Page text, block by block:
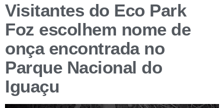
Visitantes do Eco Park
Foz escolhem nome de
onça encontrada no
Parque Nacional do
Iguaçu